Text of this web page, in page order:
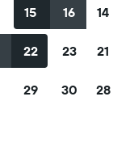
15 16
22 23
29 30
14
21
28